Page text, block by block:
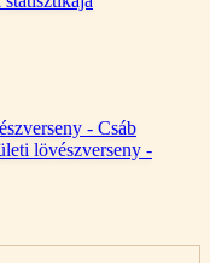
- Csáb
lövészverseny -